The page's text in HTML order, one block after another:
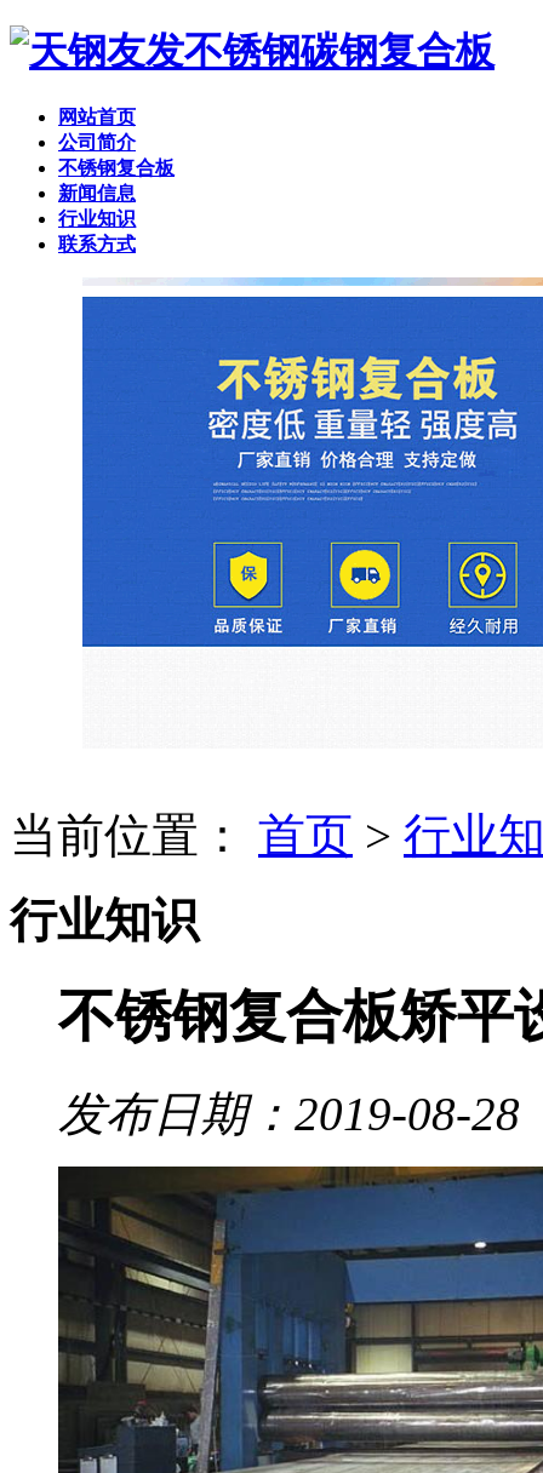
网站首页
公司简介
不锈钢复合板
新闻信息
行业知识
联系方式
当前位置： 首页 > 行业
行业知识
不锈钢复合板矫平
发布日期：2019-08-28